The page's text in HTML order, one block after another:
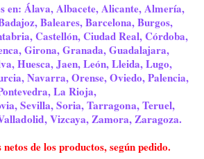
en: Álava, Albacete, Alicante, Almería,
Baleares, Barcelona, Burgos,
Castellón, Ciudad Real, Córdoba,
Girona, Granada, Guadalajara,
Huesca, Jaen, León, Lleida, Lugo,
Navarra, Orense, Oviedo, Palencia,
La Rioja,
Sevilla, Soria, Tarragona, Teruel,
Vizcaya, Zamora, Zaragoza.
de los productos, según pedido.